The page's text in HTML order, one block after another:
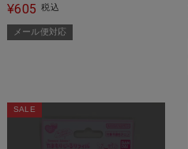
¥605 税込
メール便対応
SALE